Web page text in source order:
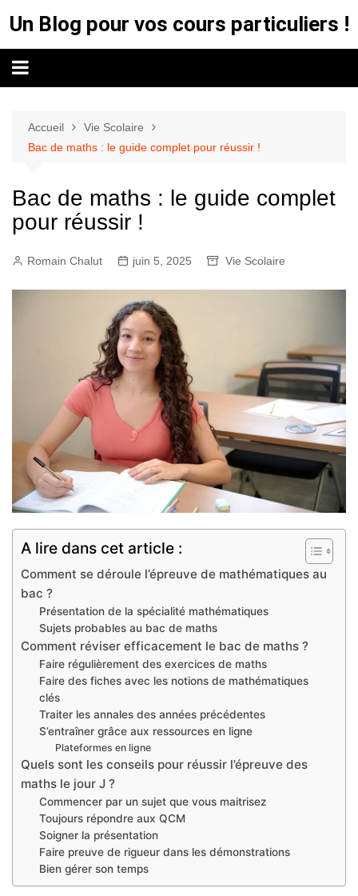
au
contenu
Un Blog pour vos cours particuliers !
Accueil
Vie Scolaire
Bac de maths : le guide complet pour réussir !
Bac de maths : le guide complet
pour réussir !
Romain Chalut juin 5, 2025 Vie Scolaire
A lire dans cet article :
Comment se déroule l’épreuve de mathématiques au
bac ?
Présentation de la spécialité mathématiques
Sujets probables au bac de maths
Comment réviser efficacement le bac de maths ?
Faire régulièrement des exercices de maths
Faire des fiches avec les notions de mathématiques
clés
Traiter les annales des années précédentes
S’entraîner grâce aux ressources en ligne
Plateformes en ligne
Quels sont les conseils pour réussir l’épreuve des
maths le jour J ?
Commencer par un sujet que vous maitrisez
Toujours répondre aux QCM
Soigner la présentation
Faire preuve de rigueur dans les démonstrations
Bien gérer son temps